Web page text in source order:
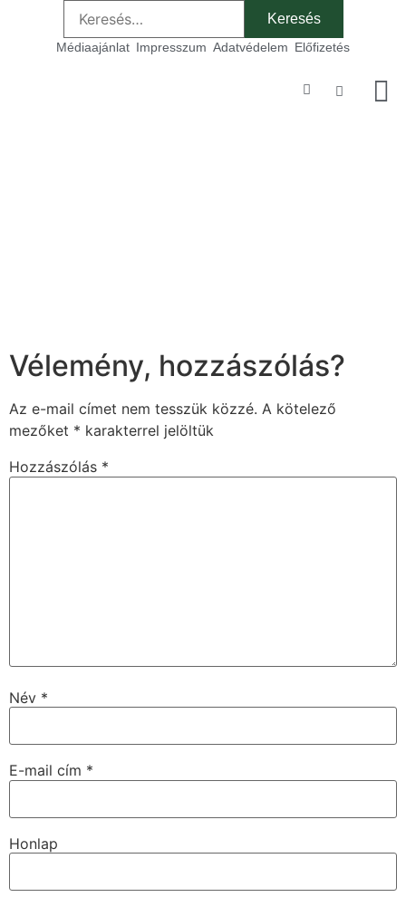
Médiaajánlat Impresszum Adatvédelem Előfizetés
Vélemény, hozzászólás?
Az e-mail címet nem tesszük közzé. A kötelező
mezőket * karakterrel jelöltük
Hozzászólás *
Név *
E-mail cím *
Honlap